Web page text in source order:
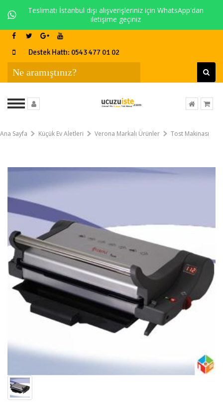
Teslimatı İstanbul dışı alışverişleriniz için WhatsApp'dan
iletişime geçiniz
Destek Hattı: 0543 477 01 02
Ana Sayfa Küçük Ev Aletleri Verona Markalı Ürünler Tost Makinası